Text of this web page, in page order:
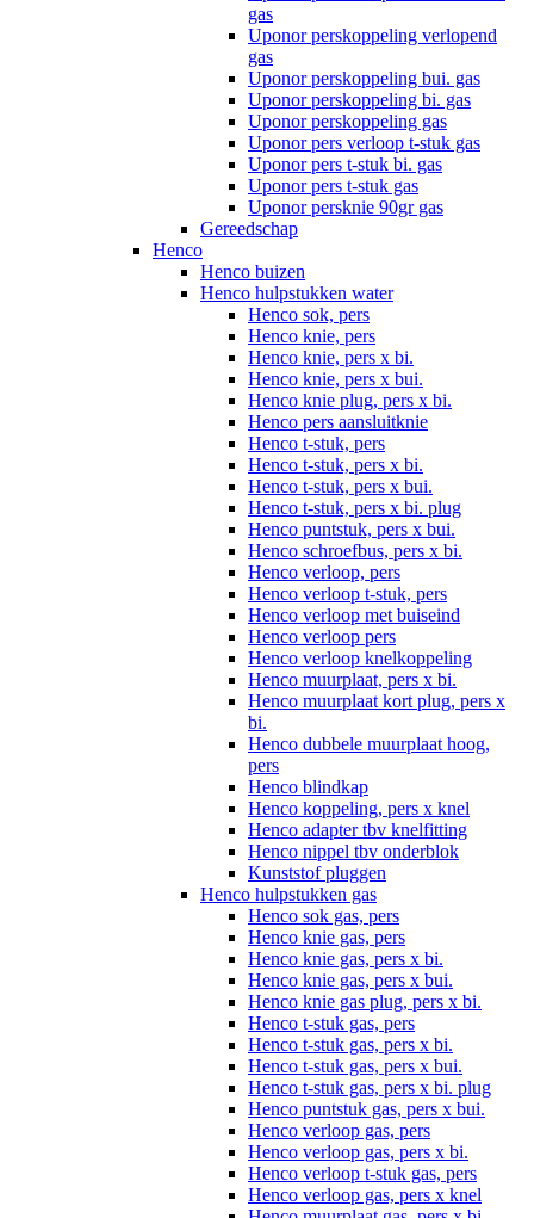
gas
Uponor perskoppeling verlopend
gas
Uponor perskoppeling bui. gas
Uponor perskoppeling bi. gas
Uponor perskoppeling gas
Uponor pers verloop t-stuk gas
Uponor pers t-stuk bi. gas
Uponor pers t-stuk gas
Uponor persknie 90gr gas
Gereedschap
Henco
Henco buizen
Henco hulpstukken water
Henco sok, pers
Henco knie, pers
Henco knie, pers x bi.
Henco knie, pers x bui.
Henco knie plug, pers x bi.
Henco pers aansluitknie
Henco t-stuk, pers
Henco t-stuk, pers x bi.
Henco t-stuk, pers x bui.
Henco t-stuk, pers x bi. plug
Henco puntstuk, pers x bui.
Henco schroefbus, pers x bi.
Henco verloop, pers
Henco verloop t-stuk, pers
Henco verloop met buiseind
Henco verloop pers
Henco verloop knelkoppeling
Henco muurplaat, pers x bi.
Henco muurplaat kort plug, pers x
bi.
Henco dubbele muurplaat hoog,
pers
Henco blindkap
Henco koppeling, pers x knel
Henco adapter tbv knelfitting
Henco nippel tbv onderblok
Kunststof pluggen
Henco hulpstukken gas
Henco sok gas, pers
Henco knie gas, pers
Henco knie gas, pers x bi.
Henco knie gas, pers x bui.
Henco knie gas plug, pers x bi.
Henco t-stuk gas, pers
Henco t-stuk gas, pers x bi.
Henco t-stuk gas, pers x bui.
Henco t-stuk gas, pers x bi. plug
Henco puntstuk gas, pers x bui.
Henco verloop gas, pers
Henco verloop gas, pers x bi.
Henco verloop t-stuk gas, pers
Henco verloop gas, pers x knel